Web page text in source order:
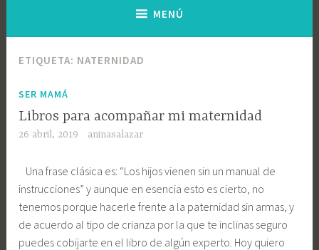
MENÚ
ETIQUETA: NATERNIDAD
SER MAMÁ
Libros para acompañar mi maternidad
26 abril, 2019 aninasalazar
Una frase clásica es: “Los hijos vienen sin un manual de
instrucciones” y aunque en esencia esto es cierto, no
tenemos porque hacerle frente a la paternidad sin armas, y
de acuerdo al tipo de crianza por la que te inclinas seguro
puedes cobijarte en el libro de algún experto. Hoy quiero